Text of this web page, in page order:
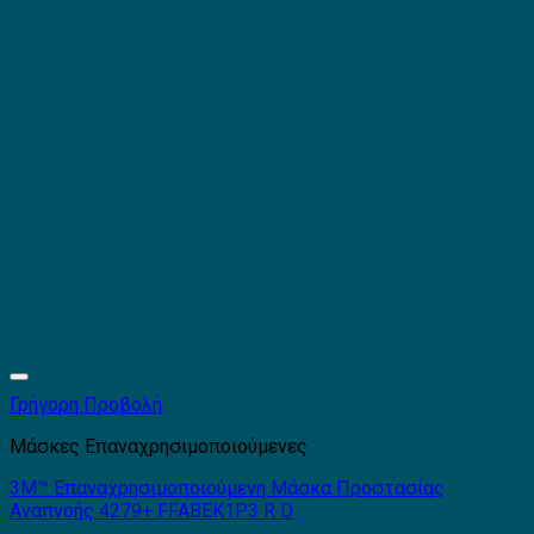
Γρήγορη Προβολή
Μάσκες Επαναχρησιμοποιούμενες
3Μ™ Επαναχρησιμοποιούμενη Μάσκα Προστασίας
Αναπνοής 4279+ FFABEK1P3 R D